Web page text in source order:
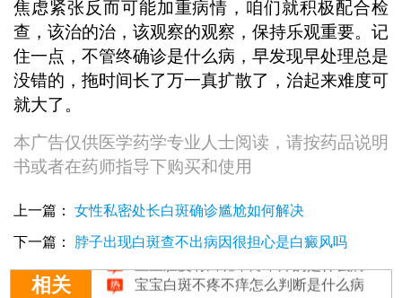
焦虑紧张反而可能加重病情，咱们就积极配合检
查，该治的治，该观察的观察，保持乐观重要。记
住一点，不管终确诊是什么病，早发现早处理总是
没错的，拖时间长了万一真扩散了，治起来难度可
就大了。
本广告仅供医学药学专业人士阅读，请按药品说明
书或者在药师指导下购买和使用
上一篇： 女性私密处长白斑确诊尴尬如何解决
下一篇： 脖子出现白斑查不出病因很担心是白癜风吗
相关
脸部有块白斑不疼不痒是白癜风吗
宝宝肚皮有白斑不疼不痒的是什么病
宝宝白斑不疼不痒怎么判断是什么病